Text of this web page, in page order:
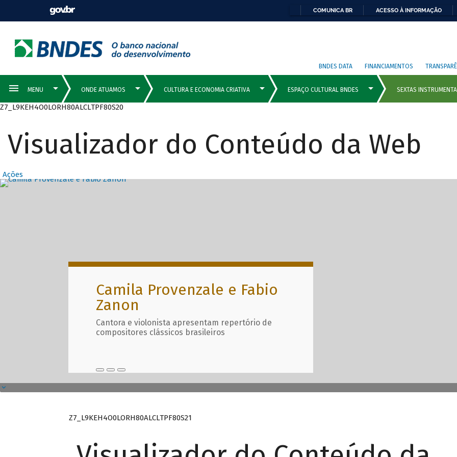
COMUNICA BR ACESSO À INFORMAÇÃO
BNDES DATA FINANCIAMENTOS
Z7_L9KEH4O0LORH80ALCLTPF80S20
Visualizador do Conteúdo da Web
Ações
Destaques Principais com
Camila Provenzale e Fabio
Zanon
Cantora e violonista apresentam repertório de
compositores clássicos brasileiros
Z7_L9KEH4O0LORH80ALCLTPF80S21